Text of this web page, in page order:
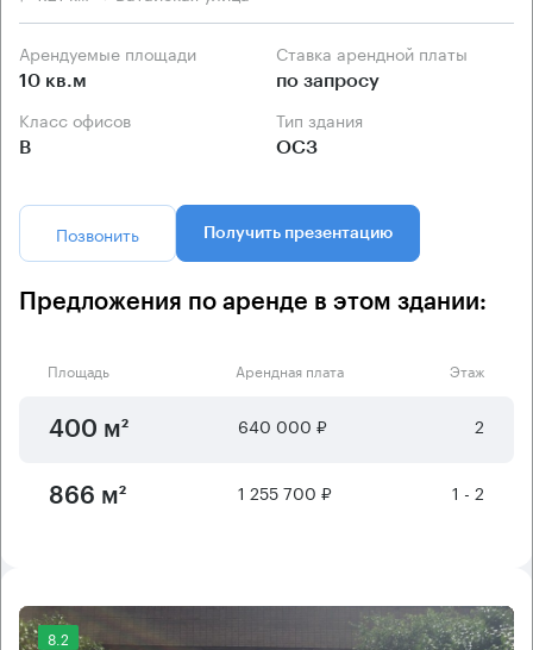
Арендуемые площади
10 кв.м
Ставка арендной платы
по запросу
Класс офисов
B
Тип здания
ОСЗ
Позвонить Получить презентацию
Предложения по аренде в этом здании:
Площадь Арендная плата Этаж
400 м² 640 000 ₽ 2
866 м² 1 255 700 ₽ 1 - 2
8.2